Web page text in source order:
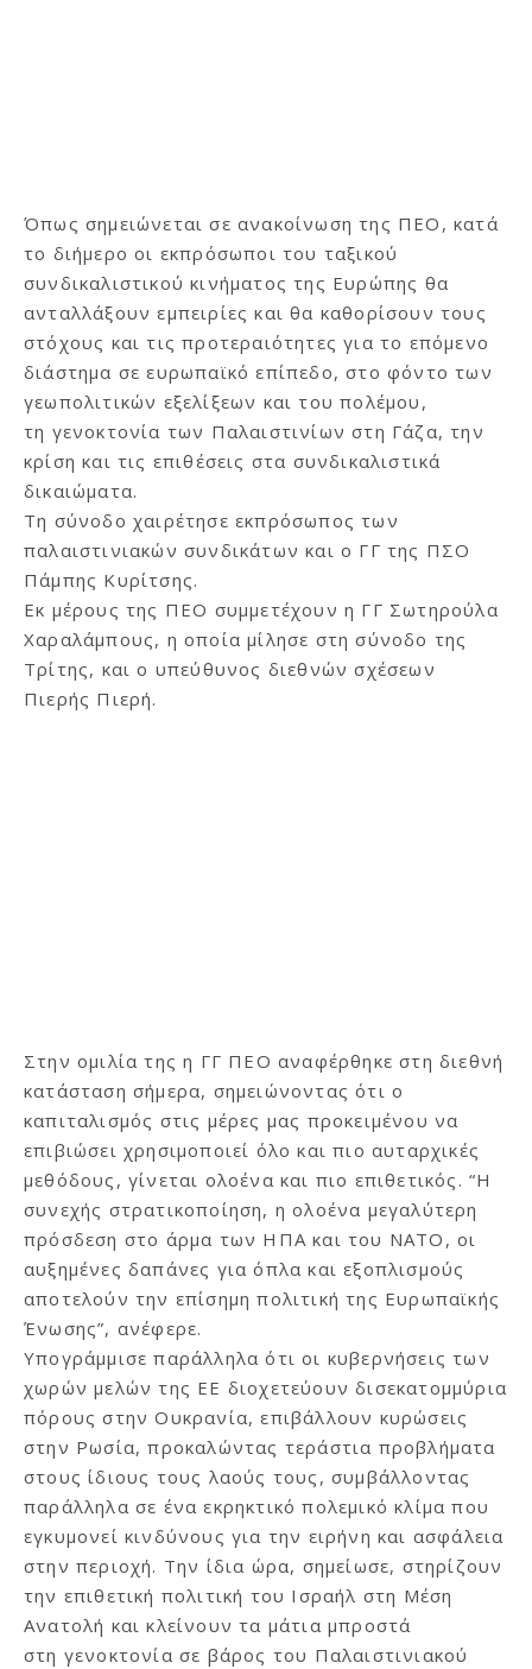
Όπως σημειώνεται σε ανακοίνωση της ΠΕΟ, κατά
το διήμερο οι εκπρόσωποι του ταξικού
συνδικαλιστικού κινήματος της Ευρώπης θα
ανταλλάξουν εμπειρίες και θα καθορίσουν τους
στόχους και τις προτεραιότητες για το επόμενο
διάστημα σε ευρωπαϊκό επίπεδο, στο φόντο των
γεωπολιτικών εξελίξεων και του πολέμου,
τη γενοκτονία των Παλαιστινίων στη Γάζα, την
κρίση και τις επιθέσεις στα συνδικαλιστικά
δικαιώματα.
Τη σύνοδο χαιρέτησε εκπρόσωπος των
παλαιστινιακών συνδικάτων και ο ΓΓ της ΠΣΟ
Πάμπης Κυρίτσης.
Εκ μέρους της ΠΕΟ συμμετέχουν η ΓΓ Σωτηρούλα
Χαραλάμπους, η οποία μίλησε στη σύνοδο της
Τρίτης, και ο υπεύθυνος διεθνών σχέσεων
Πιερής Πιερή.
Στην ομιλία της η ΓΓ ΠΕΟ αναφέρθηκε στη διεθνή
κατάσταση σήμερα, σημειώνοντας ότι ο
καπιταλισμός στις μέρες μας προκειμένου να
επιβιώσει χρησιμοποιεί όλο και πιο αυταρχικές
μεθόδους, γίνεται ολοένα και πιο επιθετικός. “Η
συνεχής στρατικοποίηση, η ολοένα μεγαλύτερη
πρόσδεση στο άρμα των ΗΠΑ και του ΝΑΤΟ, οι
αυξημένες δαπάνες για όπλα και εξοπλισμούς
αποτελούν την επίσημη πολιτική της Ευρωπαϊκής
Ένωσης”, ανέφερε.
Υπογράμμισε παράλληλα ότι οι κυβερνήσεις των
χωρών μελών της ΕΕ διοχετεύουν δισεκατομμύρια
πόρους στην Ουκρανία, επιβάλλουν κυρώσεις
στην Ρωσία, προκαλώντας τεράστια προβλήματα
στους ίδιους τους λαούς τους, συμβάλλοντας
παράλληλα σε ένα εκρηκτικό πολεμικό κλίμα που
εγκυμονεί κινδύνους για την ειρήνη και ασφάλεια
στην περιοχή. Την ίδια ώρα, σημείωσε, στηρίζουν
την επιθετική πολιτική του Ισραήλ στη Μέση
Ανατολή και κλείνουν τα μάτια μπροστά
στη γενοκτονία σε βάρος του Παλαιστινιακού